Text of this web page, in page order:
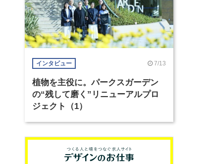
インタビュー 7/13
植物を主役に。パークスガーデン
の“残して磨く”リニューアルプロ
ジェクト（1）